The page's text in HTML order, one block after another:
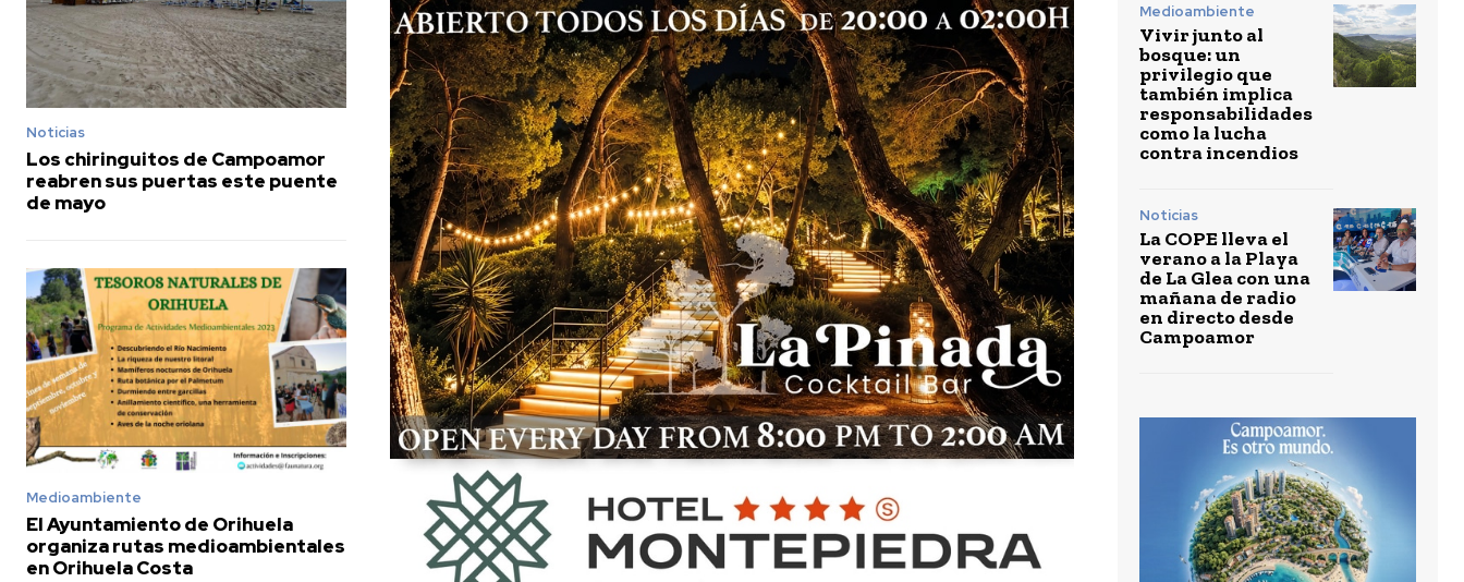
Noticias
Los chiringuitos de Campoamor
reabren sus puertas este puente
de mayo
Medioambiente
El Ayuntamiento de Orihuela
organiza rutas medioambientales
en Orihuela Costa
Medioambiente
Vivir junto al
bosque: un
privilegio que
también implica
responsabilidades
como la lucha
contra incendios
Noticias
La COPE lleva el
verano a la Playa
de La Glea con una
mañana de radio
en directo desde
Campoamor